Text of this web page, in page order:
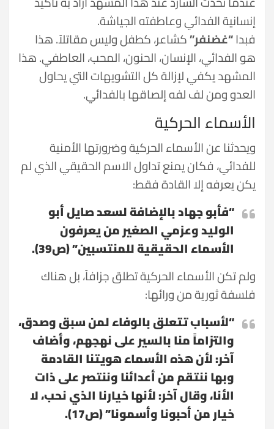
إنسانية الفدائي وعاطفته الجياشة.
فبدا“غضنفر”كشاعر، كطفل وليس مقاتلاً. هذا
هو الفدائي، الإنسان، الحنون، المحب، العاطفي. هذا
المشهد يكفي لإزالة كل التشويهات التي يحاول
العدو ومن لف لفه إلصاقها بالفدائي.
الأسماء الحركية
ويحدثنا عن الأسماء الحركية وضرورتها الأمنية
للفدائي، فكان يمنع تداول الاسم الحقيقي الذي لم
يكن يعرفه إلا القادة فقط:
“فأبو جهاد بالإضافة لسعد صايل أبو
الوليد وعزمي الصغير من يعرفون
الأسماء الحقيقية للمنتسبين” (ص39).
ولم تكن الأسماء الحركية تطلق جزافاً، بل هناك
فلسفة ثورية من ورائها:
“لأسباب تتعلق بالوفاء لمن سبق وصدق،
والتزاماً منا بالسير على نهجهم، وأضاف
آخر: لأن هذه الأسماء هويتنا القادمة
وبها ننتقم من أعدائنا وننتصر على ذات
الأنا، وقال آخر: لأنها خيارنا الذي نحب، لا
خيار من أحبونا وأسمونا” (ص17).